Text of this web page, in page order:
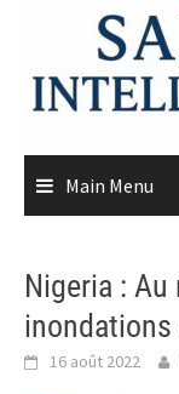
content
Main Menu
Nigeria :
inondations
16 août 2022